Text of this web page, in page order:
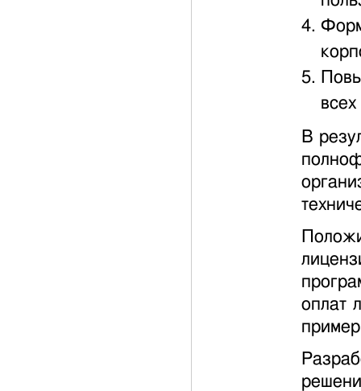
В
оплат